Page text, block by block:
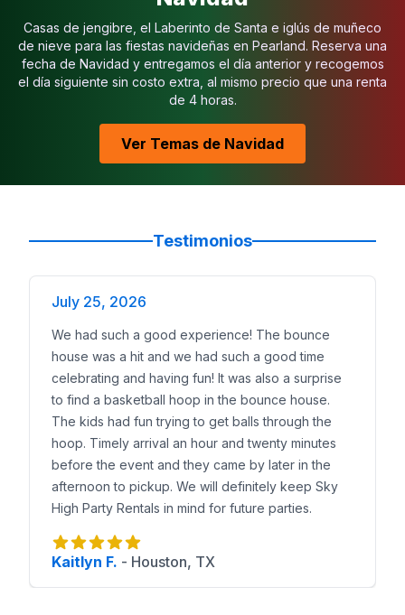
Casas de jengibre, el Laberinto de Santa e iglús de muñeco
de nieve para las fiestas navideñas en Pearland. Reserva una
fecha de Navidad y entregamos el día anterior y recogemos
el día siguiente sin costo extra, al mismo precio que una renta
de 4 horas.
Ver Temas de Navidad
Testimonios
July 25, 2026
We had such a good experience! The bounce
house was a hit and we had such a good time
celebrating and having fun! It was also a surprise
to find a basketball hoop in the bounce house.
The kids had fun trying to get balls through the
hoop. Timely arrival an hour and twenty minutes
before the event and they came by later in the
afternoon to pickup. We will definitely keep Sky
High Party Rentals in mind for future parties.
Kaitlyn F. - Houston, TX